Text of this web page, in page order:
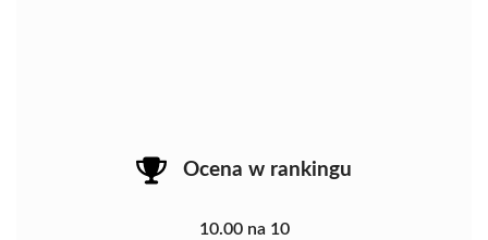
Ocena w rankingu
10.00 na 10